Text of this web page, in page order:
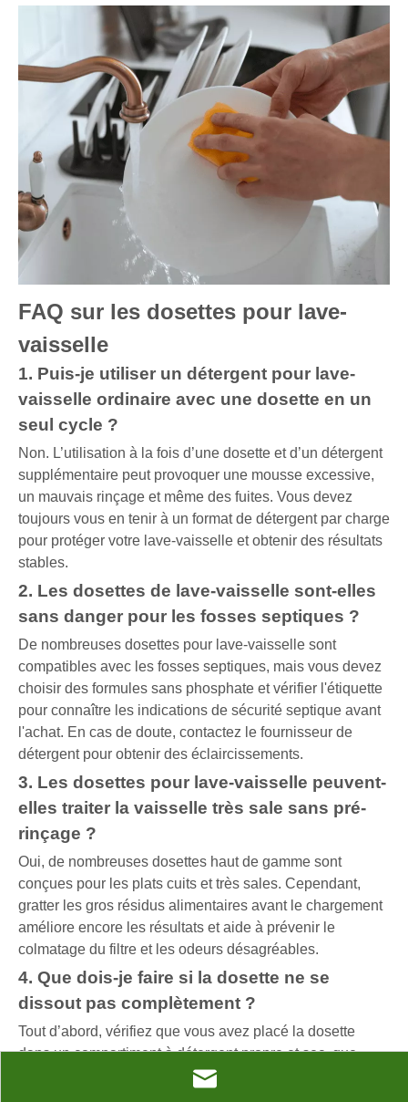
FAQ sur les dosettes pour lave-
vaisselle
1. Puis-je utiliser un détergent pour lave-
vaisselle ordinaire avec une dosette en un
seul cycle ?
Non. L’utilisation à la fois d’une dosette et d’un détergent
supplémentaire peut provoquer une mousse excessive,
un mauvais rinçage et même des fuites. Vous devez
toujours vous en tenir à un format de détergent par charge
pour protéger votre lave-vaisselle et obtenir des résultats
stables.
2. Les dosettes de lave-vaisselle sont-elles
sans danger pour les fosses septiques ?
De nombreuses dosettes pour lave-vaisselle sont
compatibles avec les fosses septiques, mais vous devez
choisir des formules sans phosphate et vérifier l'étiquette
pour connaître les indications de sécurité septique avant
l'achat. En cas de doute, contactez le fournisseur de
détergent pour obtenir des éclaircissements.
3. Les dosettes pour lave-vaisselle peuvent-
elles traiter la vaisselle très sale sans pré-
rinçage ?
Oui, de nombreuses dosettes haut de gamme sont
conçues pour les plats cuits et très sales. Cependant,
gratter les gros résidus alimentaires avant le chargement
améliore encore les résultats et aide à prévenir le
colmatage du filtre et les odeurs désagréables.
4. Que dois-je faire si la dosette ne se
dissout pas complètement ?
Tout d’abord, vérifiez que vous avez placé la dosette
dans un compartiment à détergent propre et sec, que
vous avez évité de surcharger la machine et que vous